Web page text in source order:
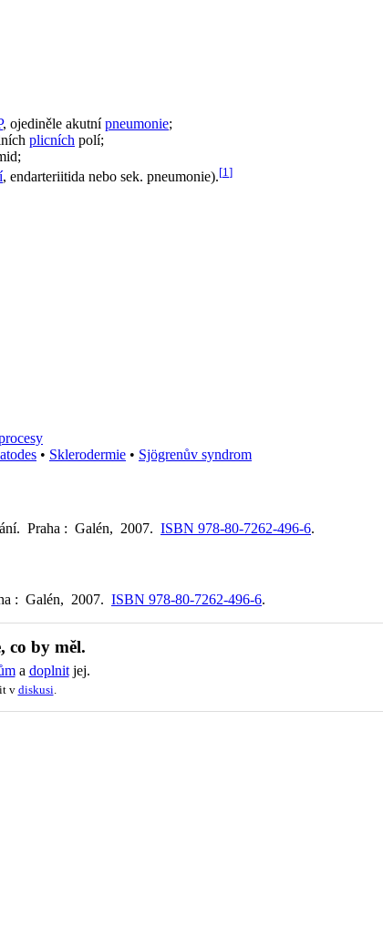
, ojediněle akutnípneumonie;
plicních polí;
, endarteriitida nebo sek. pneumonie).[1]
• Sklerodermie • Sjögrenův syndrom
Praha : Galén, 2007. ISBN 978-80-7262-496-6.
: Galén, 2007. ISBN 978-80-7262-496-6.
co by měl.
a doplnitjej.
v diskusi